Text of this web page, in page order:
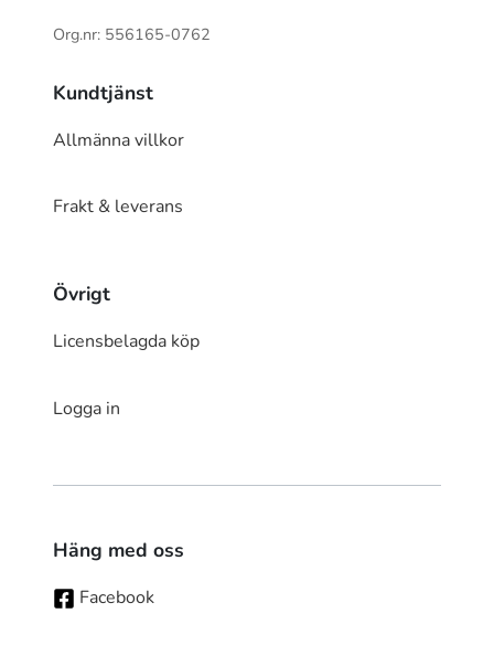
Org.nr: 556165-0762
Kundtjänst
Allmänna villkor
Frakt & leverans
Övrigt
Licensbelagda köp
Logga in
Häng med oss
Facebook